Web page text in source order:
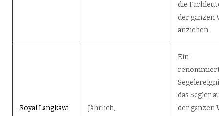
die
der ganzen
anziehen.
Royal Langkawi
Jährlich,
Ein
das Segler
der ganzen